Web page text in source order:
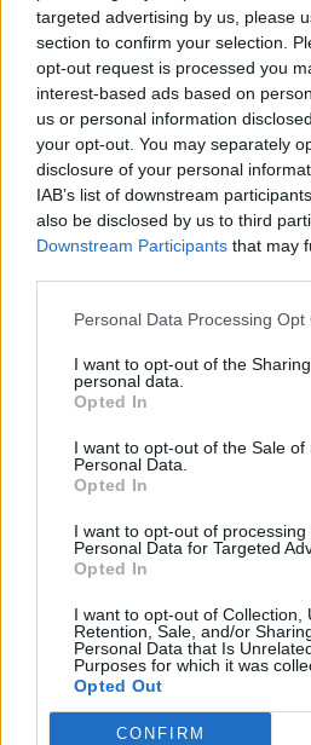
targeted advertising by us, please
section to confirm your selection.
opt-out request is processed you
interest-based ads based on
us or personal information
your opt-out. You may separately
disclosure of your personal
IAB’s list of downstream
also be disclosed by us to third
Downstream Participants that may
Personal Data Processing Opt
I want to opt-out of the
personal data.
Opted In
I want to opt-out of the Sale of
Personal Data.
Opted In
I want to opt-out of processing
Personal Data for Targeted
Opted In
I want to opt-out of Collection,
Retention, Sale, and/or
Personal Data that Is
Purposes for which it was
Opted Out
CONFIRM
αφορούν σήμερα.
Επιστήμη
Από τον Άρη μέχρι το
πραγματικά στο
Η κουβέντα για το Διάστημα είναι
προσέγγιση.